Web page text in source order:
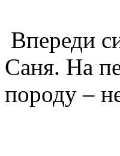
Впереди
Саня. На
породу –